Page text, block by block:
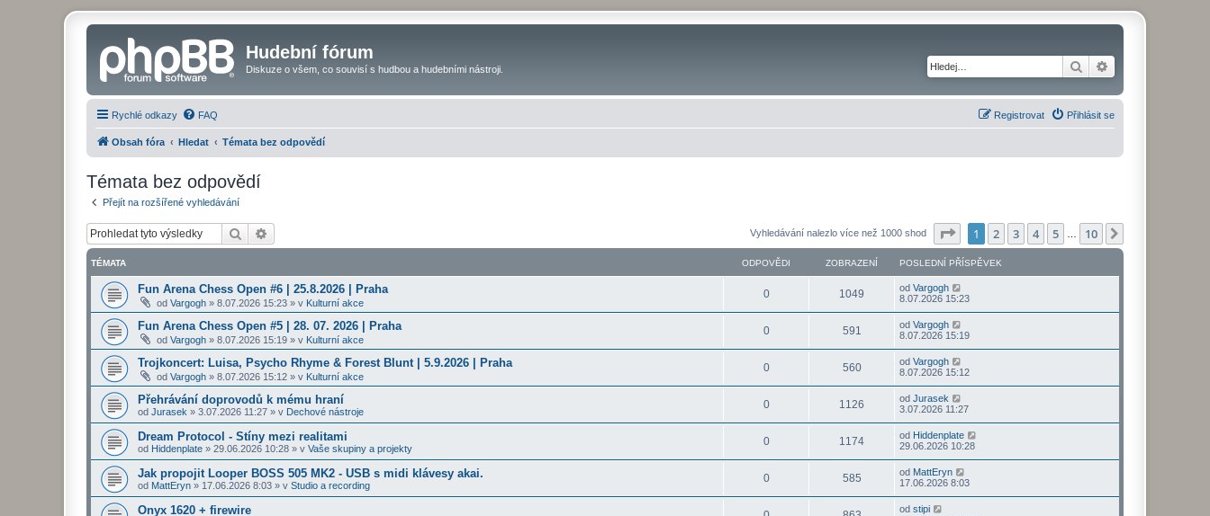
Hudební fórum
Diskuze o všem, co souvisí s hudbou a hudebními nástroji. Hledat
Rychlé odkazy FAQ Přihlásit se
Registrovat
Obsah fóra Hledat Témata bez odpovědí
Témata bez odpovědí
Přejít na rozšířené vyhledávání
Hledat Vyhledávání nalezlo více než 1000 shod Stránka z
1 2 3 4 5 10
TÉMATA ODPOVĚDI ZOBRAZENÍ POSLEDNÍ PŘÍSPĚVEK
Fun Arena Chess Open #6 | 25.8.2026 | Praha
od Vargogh » 8.07.2026 15:23 » v Kulturní akce
0 1049 od Vargogh
8.07.2026 15:23
Fun Arena Chess Open #5 | 28. 07. 2026 | Praha
od Vargogh » 8.07.2026 15:19 » v Kulturní akce
0 591 od Vargogh
8.07.2026 15:19
Trojkoncert: Luisa, Psycho Rhyme & Forest Blunt | 5.9.2026 | Praha
od Vargogh » 8.07.2026 15:12 » v Kulturní akce
0 560 od Vargogh
8.07.2026 15:12
Přehrávání doprovodů k mému hraní
od Jurasek » 3.07.2026 11:27 » v Dechové nástroje
0 1126 od Jurasek
3.07.2026 11:27
Dream Protocol - Stíny mezi realitami
od Hiddenplate » 29.06.2026 10:28 » v Vaše skupiny a projekty
0 1174 od Hiddenplate
29.06.2026 10:28
Jak propojit Looper BOSS 505 MK2 - USB s midi klávesy akai.
od MattEryn » 17.06.2026 8:03 » v Studio a recording
0 585 od MattEryn
17.06.2026 8:03
Onyx 1620 + firewire od stipi